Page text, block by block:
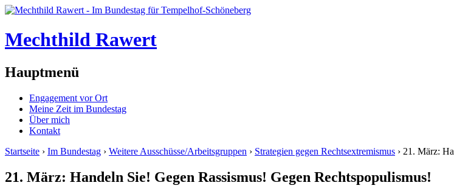
Mechthild Rawert
Hauptmenü
Engagement vor Ort
Meine Zeit im Bundestag
Über mich
Kontakt
Startseite › Im Bundestag › Weitere Ausschüsse/Arbeitsgruppen › Strategien gegen Rechtsextremismus › 21. März:
21. März: Handeln Sie! Gegen Rassismus! Gegen Rechtspopulismus!